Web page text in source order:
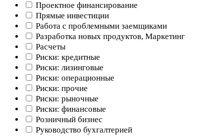
Проектное финансирование
Прямые инвестиции
Работа с проблемными заемщиками
Разработка новых продуктов, Маркетинг
Расчеты
Риски: кредитные
Риски: лизинговые
Риски: операционные
Риски: прочие
Риски: рыночные
Риски: финансовые
Розничный бизнес
Руководство бухгалтерией